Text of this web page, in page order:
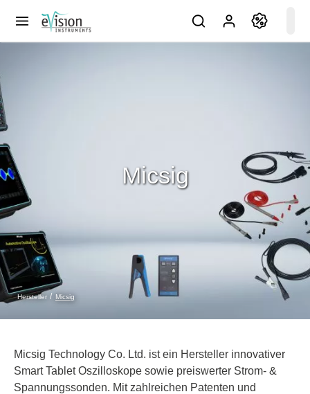
Hersteller Micsig
Micsig
Micsig Technology Co. Ltd. ist ein Hersteller innovativer
Smart Tablet Oszilloskope sowie preiswerter Strom- &
Spannungssonden. Mit zahlreichen Patenten und